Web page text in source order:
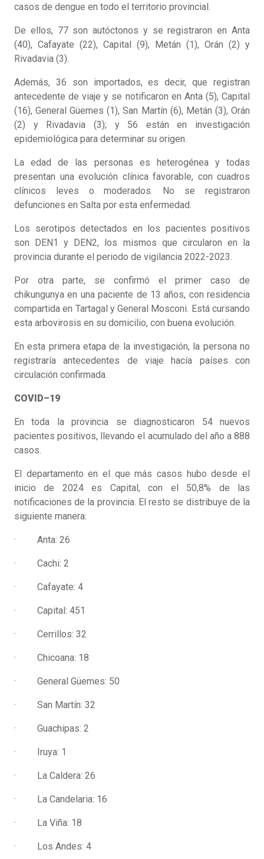
casos de dengue en todo el territorio provincial.
De ellos, 77 son autóctonos y se registraron en Anta
(40), Cafayate (22), Capital (9), Metán (1), Orán (2) y
Rivadavia (3).
Además, 36 son importados, es decir, que registran
antecedente de viaje y se notificaron en Anta (5), Capital
(16), General Güemes (1), San Martín (6), Metán (3), Orán
(2) y Rivadavia (3); y 56 están en investigación
epidemiológica para determinar su origen.
La edad de las personas es heterogénea y todas
presentan una evolución clínica favorable, con cuadros
clínicos leves o moderados. No se registraron
defunciones en Salta por esta enfermedad.
Los serotipos detectados en los pacientes positivos
son DEN1 y DEN2, los mismos que circularon en la
provincia durante el periodo de vigilancia 2022-2023.
Por otra parte, se confirmó el primer caso de
chikungunya en una paciente de 13 años, con residencia
compartida en Tartagal y General Mosconi. Está cursando
esta arbovirosis en su domicilio, con buena evolución.
En esta primera etapa de la investigación, la persona no
registraría antecedentes de viaje hacía países con
circulación confirmada.
COVID–19
En toda la provincia se diagnosticaron 54 nuevos
pacientes positivos, llevando el acumulado del año a 888
casos.
El departamento en el que más casos hubo desde el
inicio de 2024 es Capital, con el 50,8% de las
notificaciones de la provincia. El resto se distribuye de la
siguiente manera:
· Anta: 26
· Cachi: 2
· Cafayate: 4
· Capital: 451
· Cerrillos: 32
· Chicoana: 18
· General Güemes: 50
· San Martín: 32
· Guachipas: 2
· Iruya: 1
· La Caldera: 26
· La Candelaria: 16
· La Viña: 18
· Los Andes: 4